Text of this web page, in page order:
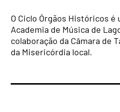
O Ciclo Órgãos Históricos é
Academia de Música de
colaboração da Câmara de
da Misericórdia local.